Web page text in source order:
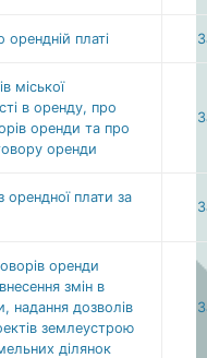
орендній платі
міської
в оренду, про
оренди та про
оренди
орендної плати за
оренди
змін в
надання дозволів
землеустрою
ділянок